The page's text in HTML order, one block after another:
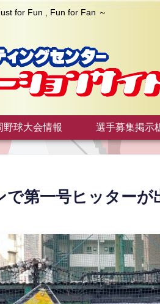
for Fun , Fun for Fan ～
野球大会情報 選手募集掲示
で第一号ヒッターが